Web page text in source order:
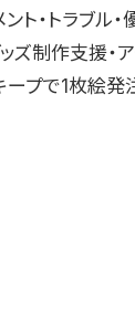
・トラブル・
ズ制作支援・
プで1枚絵発